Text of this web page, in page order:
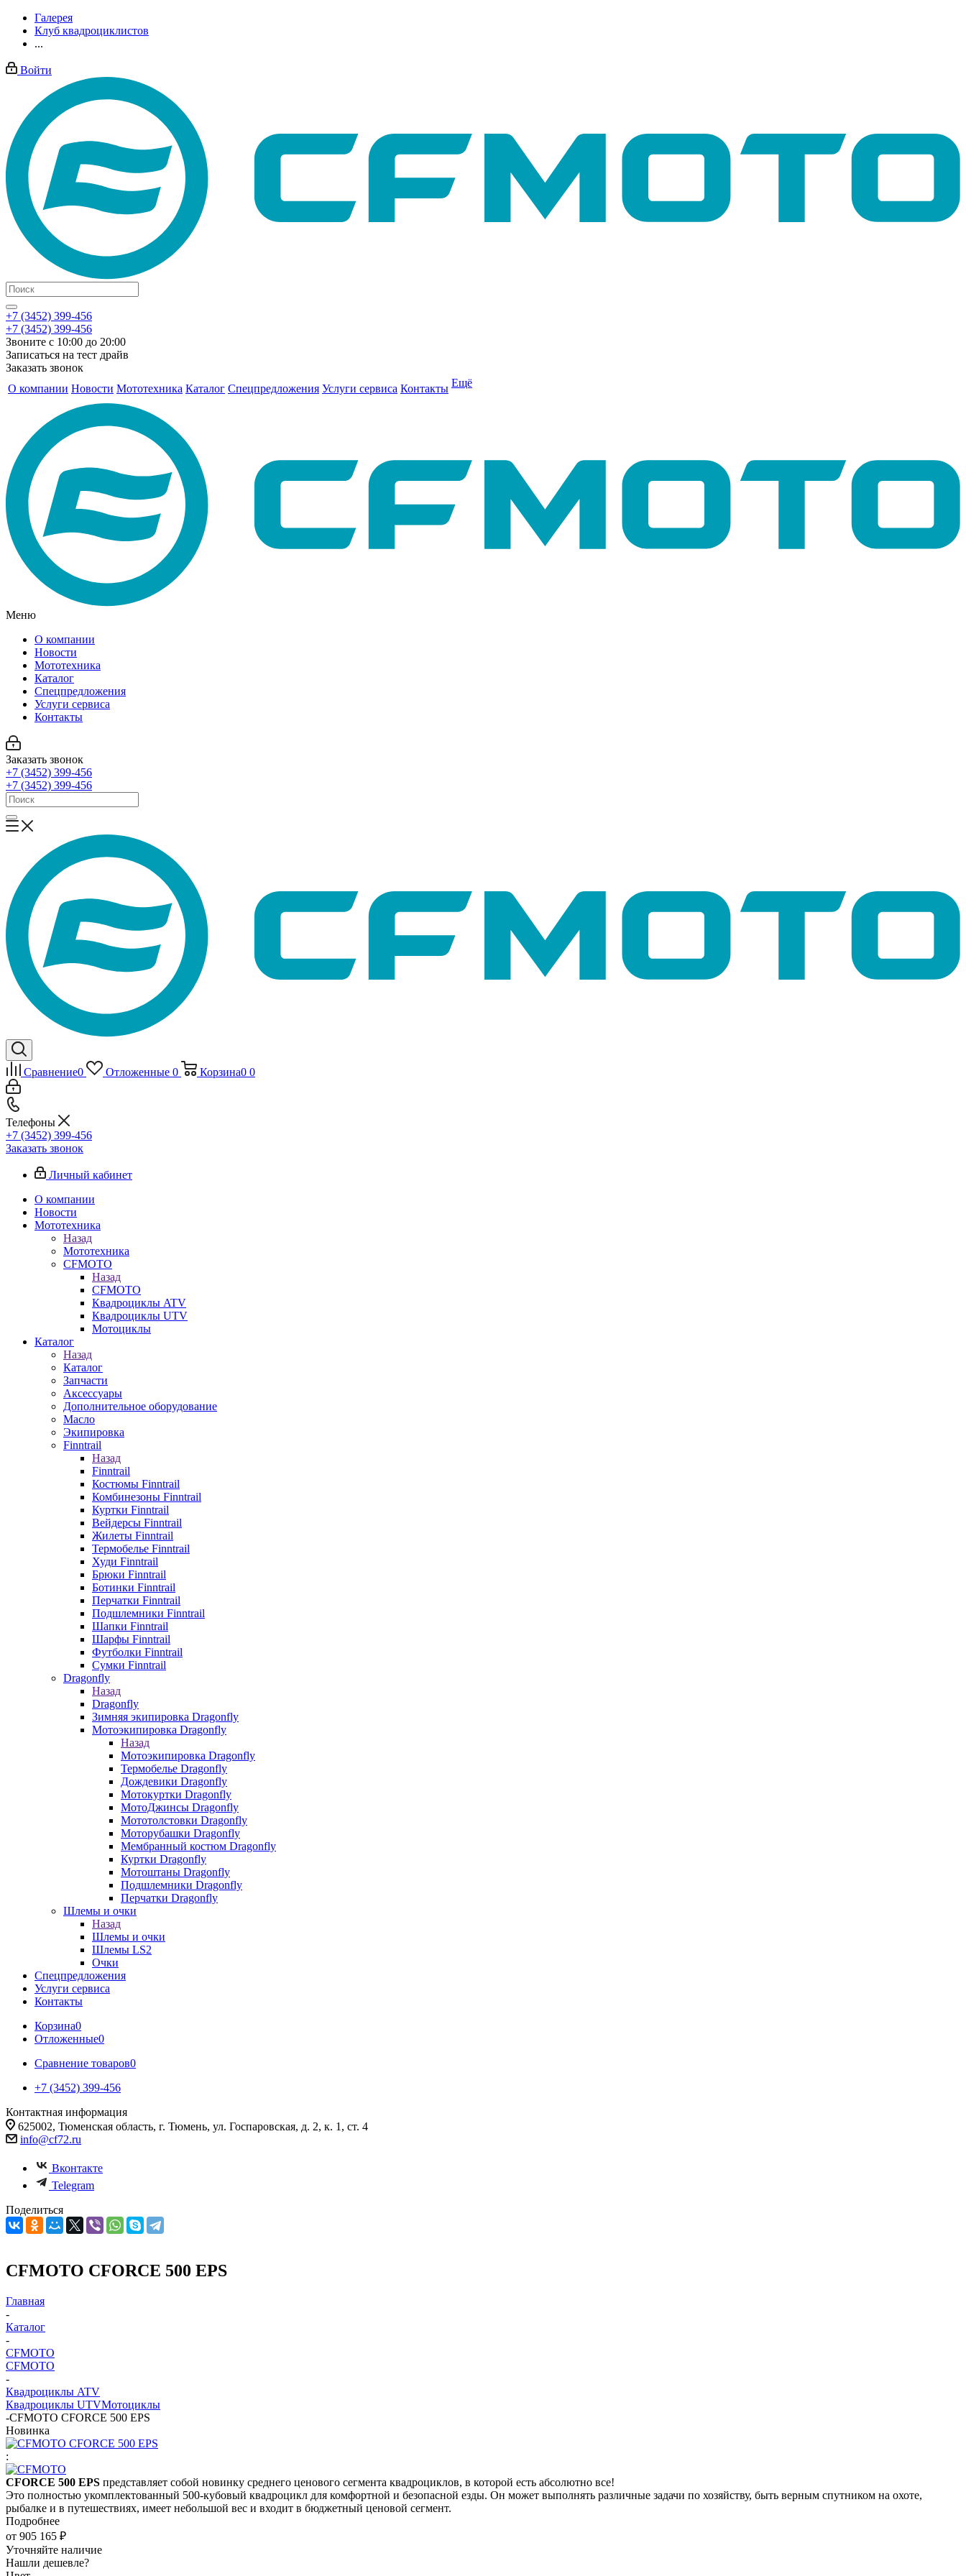
Галерея
Клуб квадроциклистов
...
Войти
+7 (3452) 399-456
+7 (3452) 399-456
Звоните с 10:00 до 20:00
Записаться на тест драйв
Заказать звонок
О компании Новости Мототехника Каталог Спецпредложения Услуги сервиса Контакты Ещё
Меню
О компании
Новости
Мототехника
Каталог
Спецпредложения
Услуги сервиса
Контакты
Заказать звонок
+7 (3452) 399-456
+7 (3452) 399-456
Сравнение0 Отложенные 0 Корзина0 0
Телефоны
+7 (3452) 399-456
Заказать звонок
Личный кабинет
О компании
Новости
Мототехника
Назад
Мототехника
CFMOTO
Назад
CFMOTO
Квадроциклы ATV
Квадроциклы UTV
Мотоциклы
Каталог
Назад
Каталог
Запчасти
Аксессуары
Дополнительное оборудование
Масло
Экипировка
Finntrail
Назад
Finntrail
Костюмы Finntrail
Комбинезоны Finntrail
Куртки Finntrail
Вейдерсы Finntrail
Жилеты Finntrail
Термобелье Finntrail
Худи Finntrail
Брюки Finntrail
Ботинки Finntrail
Перчатки Finntrail
Подшлемники Finntrail
Шапки Finntrail
Шарфы Finntrail
Футболки Finntrail
Сумки Finntrail
Dragonfly
Назад
Dragonfly
Зимняя экипировка Dragonfly
Мотоэкипировка Dragonfly
Назад
Мотоэкипировка Dragonfly
Термобелье Dragonfly
Дождевики Dragonfly
Мотокуртки Dragonfly
МотоДжинсы Dragonfly
Мототолстовки Dragonfly
Моторубашки Dragonfly
Мембранный костюм Dragonfly
Куртки Dragonfly
Мотоштаны Dragonfly
Подшлемники Dragonfly
Перчатки Dragonfly
Шлемы и очки
Назад
Шлемы и очки
Шлемы LS2
Очки
Спецпредложения
Услуги сервиса
Контакты
Корзина0
Отложенные0
Сравнение товаров0
+7 (3452) 399-456
Контактная информация
625002, Тюменская область, г. Тюмень, ул. Госпаровская, д. 2, к. 1, ст. 4
info@cf72.ru
Вконтакте
Telegram
Поделиться
CFMOTO CFORCE 500 EPS
Главная
-
Каталог
-
CFMOTO
CFMOTO
-
Квадроциклы ATV
Квадроциклы UTVМотоциклы
-CFMOTO CFORCE 500 EPS
Новинка
:
CFORCE 500 EPS представляет собой новинку среднего ценового сегмента квадроциклов, в которой есть абсолютно все!
Это полностью укомплектованный 500-кубовый квадроцикл для комфортной и безопасной езды. Он может выполнять различные задачи по хозяйству, быть верным спутником на охоте,
рыбалке и в путешествиях, имеет небольшой вес и входит в бюджетный ценовой сегмент.
Подробнее
от 905 165 ₽
Уточняйте наличие
Нашли дешевле?